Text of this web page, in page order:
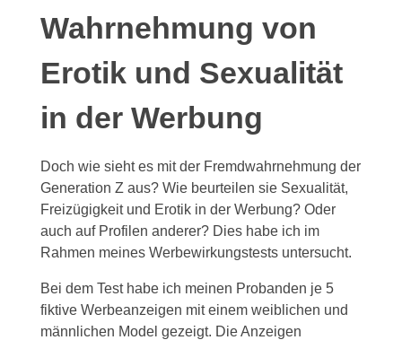
Wahrnehmung von
Erotik und Sexualität
in der Werbung
Doch wie sieht es mit der Fremdwahrnehmung der
Generation Z aus? Wie beurteilen sie Sexualität,
Freizügigkeit und Erotik in der Werbung? Oder
auch auf Profilen anderer? Dies habe ich im
Rahmen meines Werbewirkungstests untersucht.
Bei dem Test habe ich meinen Probanden je 5
fiktive Werbeanzeigen mit einem weiblichen und
männlichen Model gezeigt. Die Anzeigen